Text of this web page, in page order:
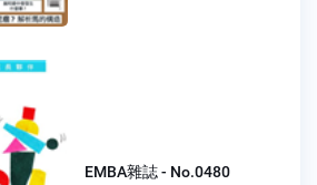
EMBA雜誌 - No.0480